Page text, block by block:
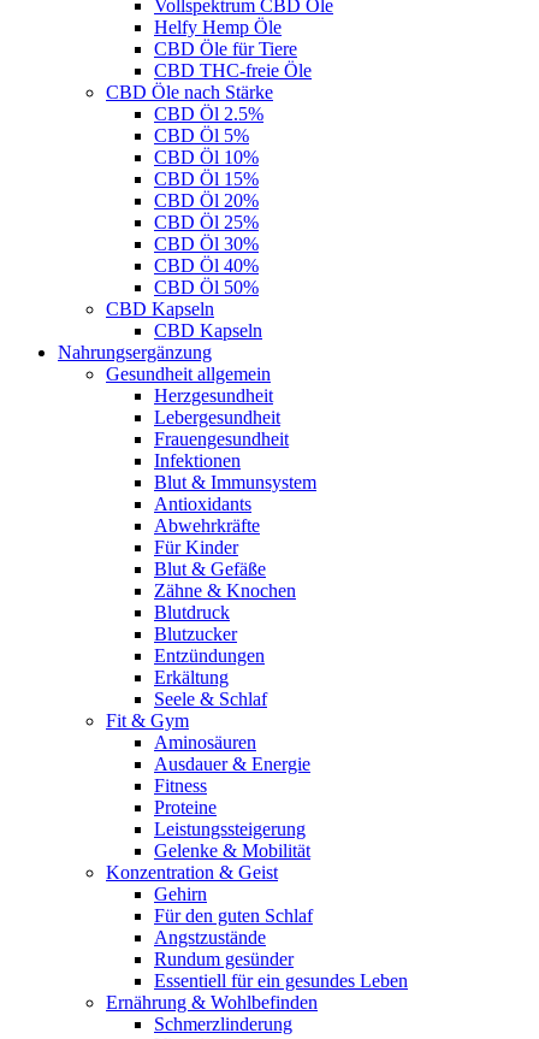
Vollspektrum CBD Öle
Helfy Hemp Öle
CBD Öle für Tiere
CBD THC-freie Öle
CBD Öle nach Stärke
CBD Öl 2.5%
CBD Öl 5%
CBD Öl 10%
CBD Öl 15%
CBD Öl 20%
CBD Öl 25%
CBD Öl 30%
CBD Öl 40%
CBD Öl 50%
CBD Kapseln
CBD Kapseln
Nahrungsergänzung
Gesundheit allgemein
Herzgesundheit
Lebergesundheit
Frauengesundheit
Infektionen
Blut & Immunsystem
Antioxidants
Abwehrkräfte
Für Kinder
Blut & Gefäße
Zähne & Knochen
Blutdruck
Blutzucker
Entzündungen
Erkältung
Seele & Schlaf
Fit & Gym
Aminosäuren
Ausdauer & Energie
Fitness
Proteine
Leistungssteigerung
Gelenke & Mobilität
Konzentration & Geist
Gehirn
Für den guten Schlaf
Angstzustände
Rundum gesünder
Essentiell für ein gesundes Leben
Ernährung & Wohlbefinden
Schmerzlinderung